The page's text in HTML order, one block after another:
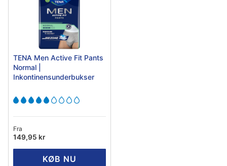
TENA Men Active Fit Pants
Normal |
Inkontinensunderbukser
Fra
149,95 kr
KØB NU